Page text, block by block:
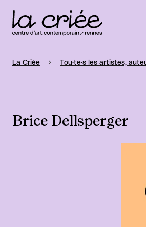
La Criée Tou·te·s les artistes,
Brice Dellsperger